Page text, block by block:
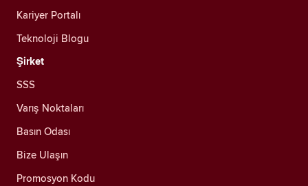
Kariyer Portalı
Teknoloji Blogu
Şirket
SSS
Varış Noktaları
Basın Odası
Bize Ulaşın
Promosyon Kodu